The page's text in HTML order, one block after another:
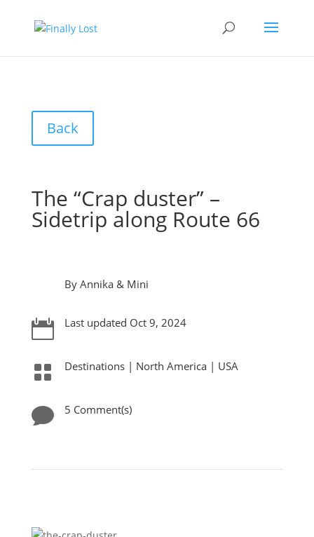
Back
The “Crap duster” –
Sidetrip along Route 66
By Annika & Mini
 Last updated Oct 9, 2024
 Destinations| North America| USA
 5 Comment(s)